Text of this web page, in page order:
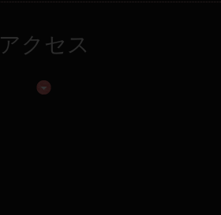
アクセス